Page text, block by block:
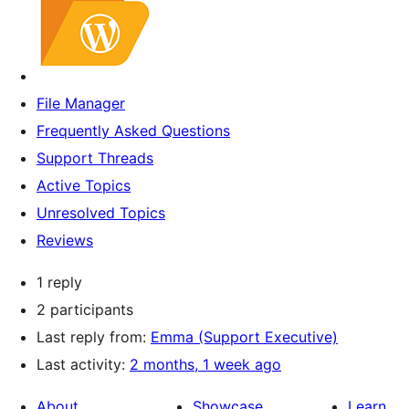
File Manager
Frequently Asked Questions
Support Threads
Active Topics
Unresolved Topics
Reviews
1 reply
2 participants
Last reply from: Emma (Support Executive)
Last activity: 2 months, 1 week ago